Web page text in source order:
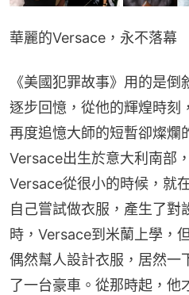
華麗的Versace，永不落幕
《美國犯罪故事》用的是倒
逐步回憶，從他的輝煌時刻
再度追憶大師的短暫卻燦爛
Versace出生於意大利南部
Versace從很小的時候，就
自己嘗試做衣服，產生了對
時，Versace到米蘭上學，
偶然幫人設計衣服，居然一
了一台豪車。從那時起，他